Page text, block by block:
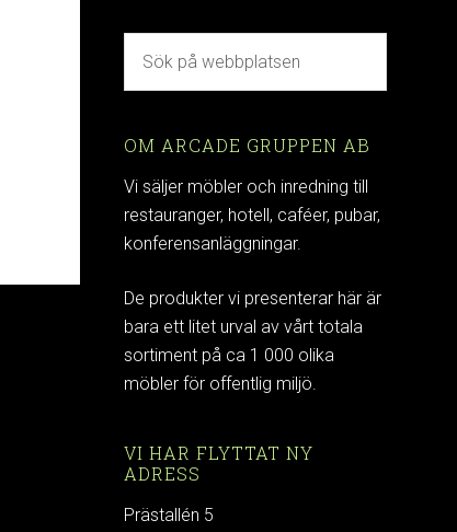
OM ARCADE GRUPPEN AB
Vi säljer möbler och inredning till
restauranger, hotell, caféer, pubar,
konferensanläggningar.
De produkter vi presenterar här är
bara ett litet urval av vårt totala
sortiment på ca 1 000 olika
möbler för offentlig miljö.
VI HAR FLYTTAT NY
ADRESS
Prästallén 5